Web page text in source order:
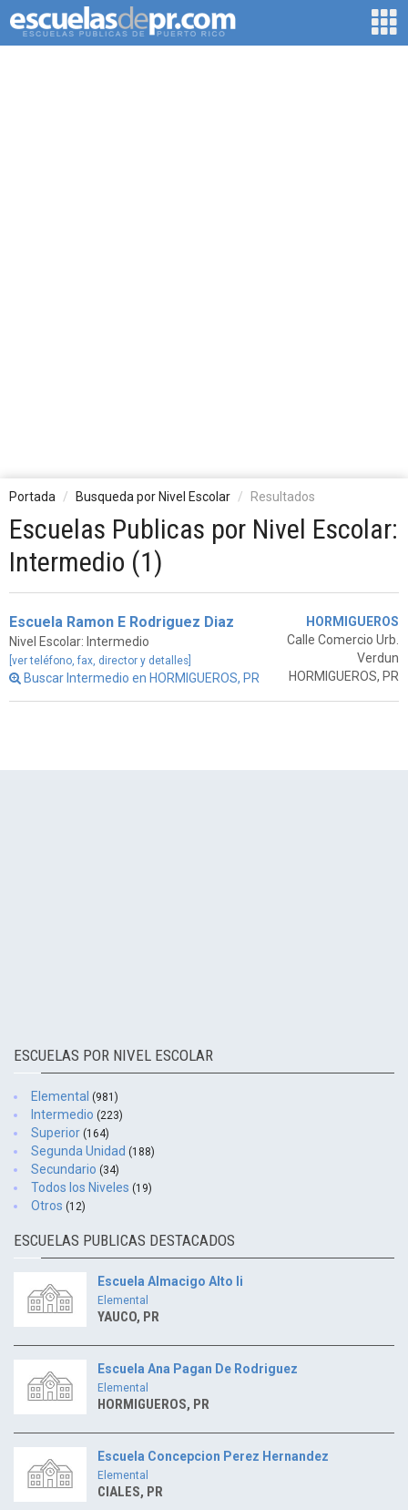
Portada Busqueda por Nivel Escolar Resultados
Escuelas Publicas por Nivel Escolar:
Intermedio (1)
Escuela Ramon E Rodriguez Diaz
Nivel Escolar: Intermedio
[ver teléfono, fax, director y detalles]
Buscar Intermedio en HORMIGUEROS, PR
HORMIGUEROS
Calle Comercio Urb.
Verdun
HORMIGUEROS, PR
ESCUELAS POR NIVEL ESCOLAR
Elemental (981)
Intermedio (223)
Superior (164)
Segunda Unidad (188)
Secundario (34)
Todos los Niveles (19)
Otros (12)
ESCUELAS PUBLICAS DESTACADOS
Escuela Almacigo Alto Ii
Elemental
YAUCO, PR
Escuela Ana Pagan De Rodriguez
Elemental
HORMIGUEROS, PR
Escuela Concepcion Perez Hernandez
Elemental
CIALES, PR